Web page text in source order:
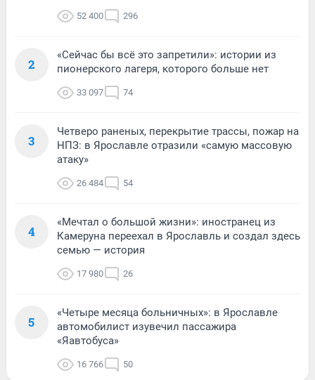
52 400 296
2
«Сейчас бы всё это запретили»: истории из
пионерского лагеря, которого больше нет
33 097 74
3
Четверо раненых, перекрытие трассы, пожар на
НПЗ: в Ярославле отразили «самую массовую
атаку»
26 484 54
4
«Мечтал о большой жизни»: иностранец из
Камеруна переехал в Ярославль и создал здесь
семью — история
17 980 26
5
«Четыре месяца больничных»: в Ярославле
автомобилист изувечил пассажира
«Яавтобуса»
16 766 50